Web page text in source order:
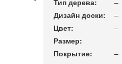
Дизайн доски:
–
Цвет:
–
Размер:
Покрытие:
–